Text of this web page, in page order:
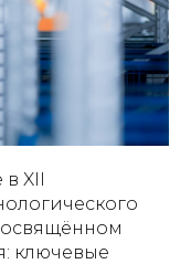
XII
ключевые